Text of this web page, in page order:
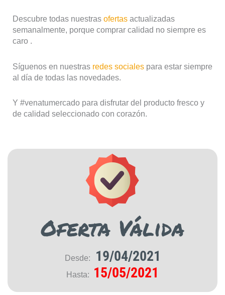
Descubre todas nuestras ofertas actualizadas
semanalmente, porque comprar calidad no siempre es
caro .
Síguenos en nuestras redes sociales para estar siempre
al día de todas las novedades.
Y #venatumercado para disfrutar del producto fresco y
de calidad seleccionado con corazón.
Oferta Válida
Desde: 19/04/2021
Hasta: 15/05/2021